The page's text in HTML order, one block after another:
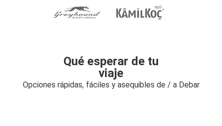
Qué esperar de tu
viaje
Opciones rápidas, fáciles y asequibles de / a Debar